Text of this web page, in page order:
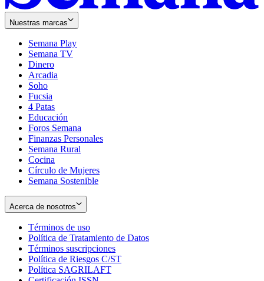
Nuestras marcas
Semana Play
Semana TV
Dinero
Arcadia
Soho
in
new
window
Fucsia
in
new
window
4 Patas
Educación
Foros Semana
Finanzas Personales
Semana Rural
Cocina
Círculo de Mujeres
Semana Sostenible
Acerca de nosotros
Términos de uso
in
new
window
Política de Tratamiento de Datos
Términos suscripciones
in
Política de Riesgos C/ST
Política SAGRILAFT